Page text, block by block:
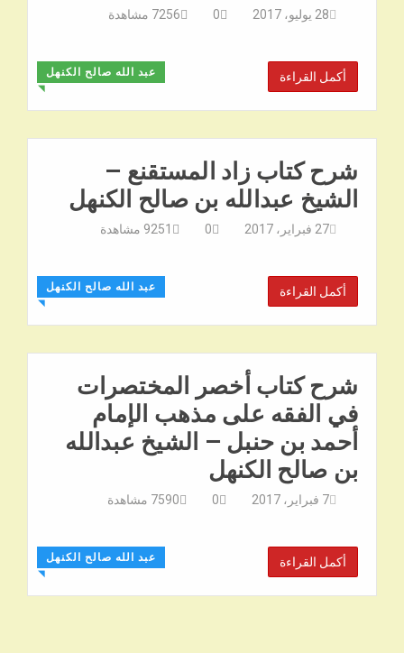
28 يوليو، 2017 0
7256 مشاهدة
عبد الله صالح الكنهل
◥
أكمل القراءة
شرح كتاب زاد المستقنع –
الشيخ عبدالله بن صالح الكنهل
27 فبراير، 2017 0
9251 مشاهدة
عبد الله صالح الكنهل
◥
أكمل القراءة
شرح كتاب أخصر المختصرات
في الفقه على مذهب الإمام
أحمد بن حنبل – الشيخ عبدالله
بن صالح الكنهل
7 فبراير، 2017 0
7590 مشاهدة
عبد الله صالح الكنهل
◥
أكمل القراءة